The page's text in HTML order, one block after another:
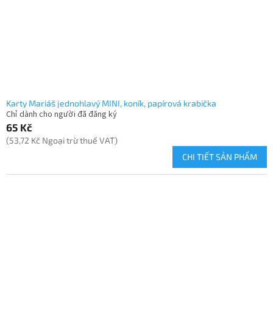
Karty Mariáš jednohlavý MINI, koník, papírová krabička
Chỉ dành cho người đã đăng ký
65 Kč
(53,72 Kč Ngoại trừ thuế VAT)
CHI TIẾT SẢN PHẨM